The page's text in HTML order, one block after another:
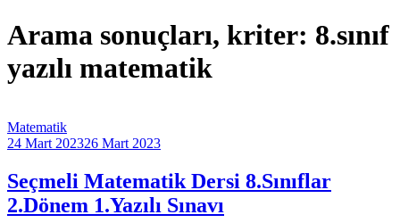
Arama sonuçları, kriter: 8.sınıf
yazılı matematik
Matematik
24 Mart 202326 Mart 2023
Seçmeli Matematik Dersi 8.Sınıflar
2.Dönem 1.Yazılı Sınavı